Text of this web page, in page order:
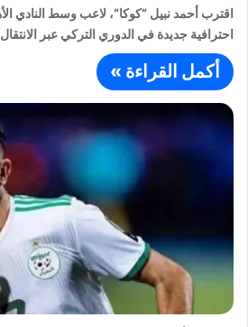
اقترب أحمد نبيل “كوكا“، لاعب وسط النادي
احترافية جديدة في الدوري التركي عبر
أكمل القراءة »